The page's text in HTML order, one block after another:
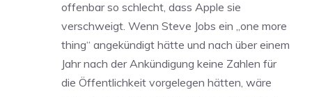
offenbar so schlecht, dass Apple sie
verschweigt. Wenn Steve Jobs ein „one more
thing“ angekündigt hätte und nach über einem
Jahr nach der Ankündigung keine Zahlen für
die Öffentlichkeit vorgelegen hätten, wäre